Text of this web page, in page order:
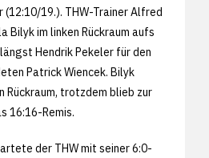
(12:10/19.). THW-Trainer Alfred
Bilyk im linken Rückraum aufs
Hendrik Pekeler für den
Patrick Wiencek. Bilyk
Rückraum, trotzdem blieb zur
16:16-Remis.
der THW mit seiner 6:0-